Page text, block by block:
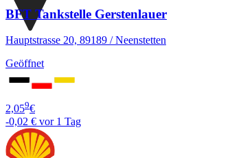
BFT Tankstelle Gerstenlauer
Hauptstrasse 20, 89189 / Neenstetten
Geöffnet
2,059€
-0,02 € vor 1 Tag